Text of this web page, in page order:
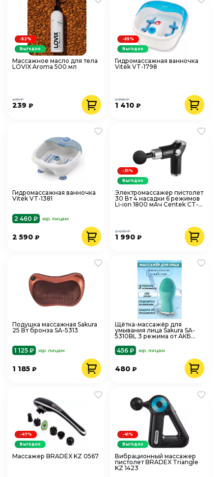
Массажное масло для тела
LOVIX Aroma 500 мл
239 ₽
499 ₽
-52%
Выгодно
Гидромассажная ванночка
Vitek VT-1798
1 410₽
3 990 ₽
-65%
Выгодно
Гидромассажная ванночка
Vitek VT-1381
2 460 ₽ юр. лицам
2 590 ₽
Электромассажер пистолет
30 Вт 4 насадки 6 режимов
Li-ion 1800 мАч Centek CT-
1 990₽
2 890 ₽
-31%
Выгодно
Подушка массажная Sakura
25 Вт бронза SA-5313
1 125 ₽ юр. лицам
1 185 ₽
Щётка-массажёр для
умывания лица Sakura SA-
5310BL 3 режима от АКБ
456 ₽
юр. лицам
480₽
Массажер BRADEX KZ 0567
-47%
Выгодно
Вибрационный массажер
пистолет BRADEX Triangle
KZ 1423
-41%
Выгодно